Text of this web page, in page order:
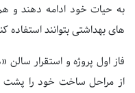
به حیات خود ادامه دهند و
های بهداشتی بتوانند استفاده
از مراحل ساخت خود را پشت